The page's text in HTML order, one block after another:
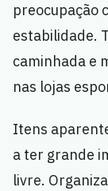
preocupação
estabilidade.
caminhada e
nas lojas
Itens
a ter grande
livre.